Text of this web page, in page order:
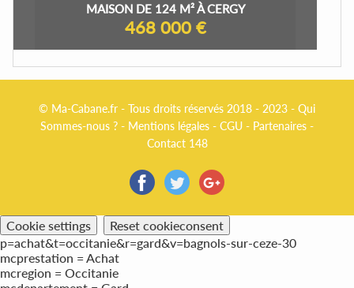
MAISON DE 124 M² À CERGY
468 000 €
© Ma-Cabane.fr - Tous droits réservés 2018 - 2023 - Qui
Sommes-nous ? - Mentions légales - CGU - Partenaires -
Contact 148
Cookie settings
Reset cookieconsent
p=achat&t=occitanie&r=gard&v=bagnols-sur-ceze-30
mcprestation = Achat
mcregion = Occitanie